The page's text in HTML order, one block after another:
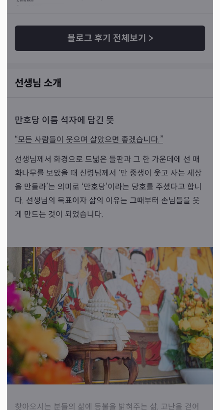
블로그 후기 전체보기 >
선생님 소개
만호당 이름 석자에 담긴 뜻
“모든 사람들이 웃으며 살았으면 좋겠습니다.”
선생님께서 화경으로 드넓은 들판과 그 한 가운데에 선 매
화나무를 보았을 때 신령님께서 ‘만 중생이 웃고 사는 세상
을 만들라’는 의미로 ‘만호당’이라는 당호를 주셨다고 합니
다. 선생님의 목표이자 삶의 이유는 그때부터 손님들을 웃
게 만드는 것이 되었습니다.
찾아오시는 분들의 삶에 등불을 밝혀주는 삶, 고난을 걷어